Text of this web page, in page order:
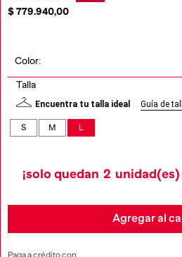
$779.940,00
Color:
Talla
Encuentra tu talla ideal Guía de
S M L
¡solo quedan 2
Agregar al
Paga a crédito con